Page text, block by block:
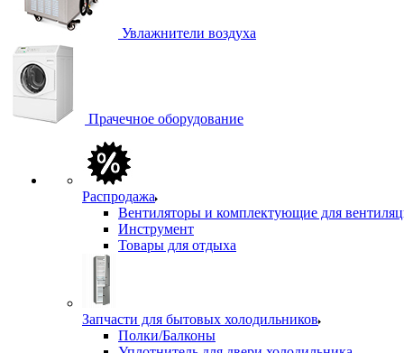
Увлажнители воздуха
Прачечное оборудование
Распродажа
Вентиляторы и комплектующие для
Инструмент
Товары для отдыха
Запчасти для бытовых холодильников
Полки/Балконы